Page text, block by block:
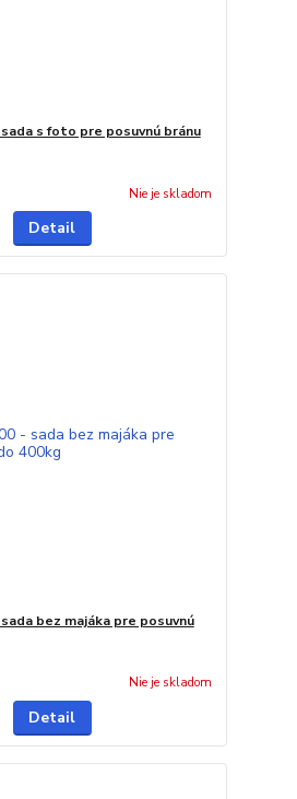
sada s foto pre posuvnú bránu
Nie je skladom
Detail
bez majáka pre posuvnú
Nie je skladom
Detail